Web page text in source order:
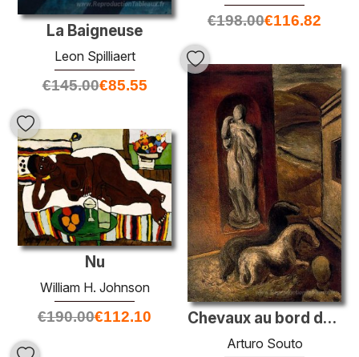
€198.00€116.82
La Baigneuse
Leon Spilliaert
€145.00€85.55
Chevaux au bord de l'eau
Arturo Souto
Nu
William H. Johnson
€190.00€112.10